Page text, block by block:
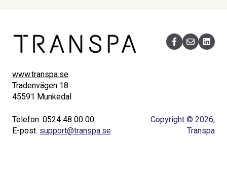
www.transpa.se
Tradenvägen 18
45591 Munkedal
Telefon: 0524 48 00 00
E-post: support@transpa.se
Copyright © 2026,
Transpa